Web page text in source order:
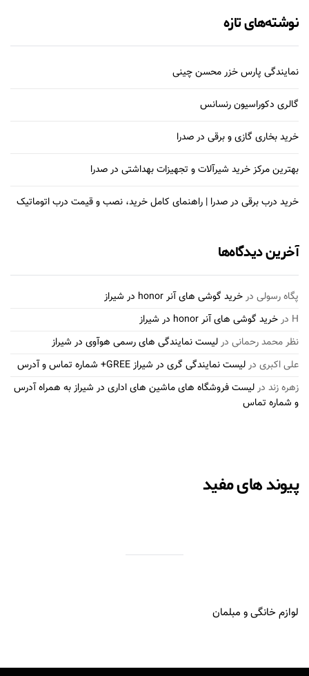
نوشته‌های تازه
نمایندگی پارس خزر محسن چینی
گالری دکوراسیون رنسانس
خرید بخاری گازی و برقی در صدرا
بهترین مرکز خرید شیرآلات و تجهیزات بهداشتی در صدرا
خرید درب برقی در صدرا | راهنمای کامل خرید، نصب و قیمت درب اتوماتیک
آخرین دیدگاه‌ها
پگاه رسولی درخرید گوشی های آنر honor در شیراز
H درخرید گوشی های آنر honor در شیراز
نظر محمد رحمانی درلیست نمایندگی های رسمی هوآوی در شیراز
علی اکبری درلیست نمایندگی گری در شیراز GREE+ شماره تماس و آدرس
زهره زند درلیست فروشگاه های ماشین های اداری در شیراز به همراه آدرس
و شماره تماس
پیوند های مفید
لوازم خانگی و مبلمان